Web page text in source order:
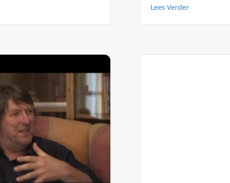
Lees Verderabout